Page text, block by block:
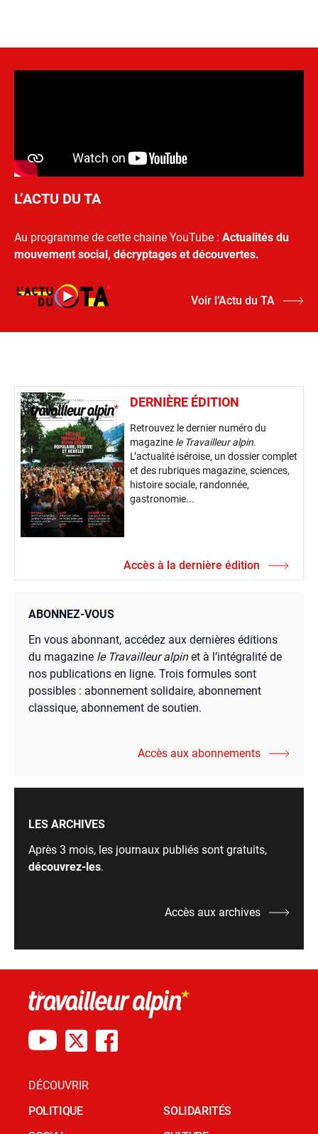
L’ACTU DU TA
Au programme de cette chaine YouTube : Actualités du
mouvement social, décryptages et découvertes.
Voir l’Actu du TA
DERNIÈRE ÉDITION
Retrouvez le dernier numéro du
magazine le Travailleur alpin.
L’actualité iséroise, un dossier complet
et des rubriques magazine, sciences,
histoire sociale, randonnée,
gastronomie...
Accès à la dernière édition
ABONNEZ-VOUS
En vous abonnant, accédez aux dernières éditions
du magazine le Travailleur alpinet à l’intégralité de
nos publications en ligne. Trois formules sont
possibles : abonnement solidaire, abonnement
classique, abonnement de soutien.
Accès aux abonnements
LES ARCHIVES
Après 3 mois, les journaux publiés sont gratuits,
découvrez-les.
Accès aux archives
DÉCOUVRIR
POLITIQUE
SOLIDARITÉS